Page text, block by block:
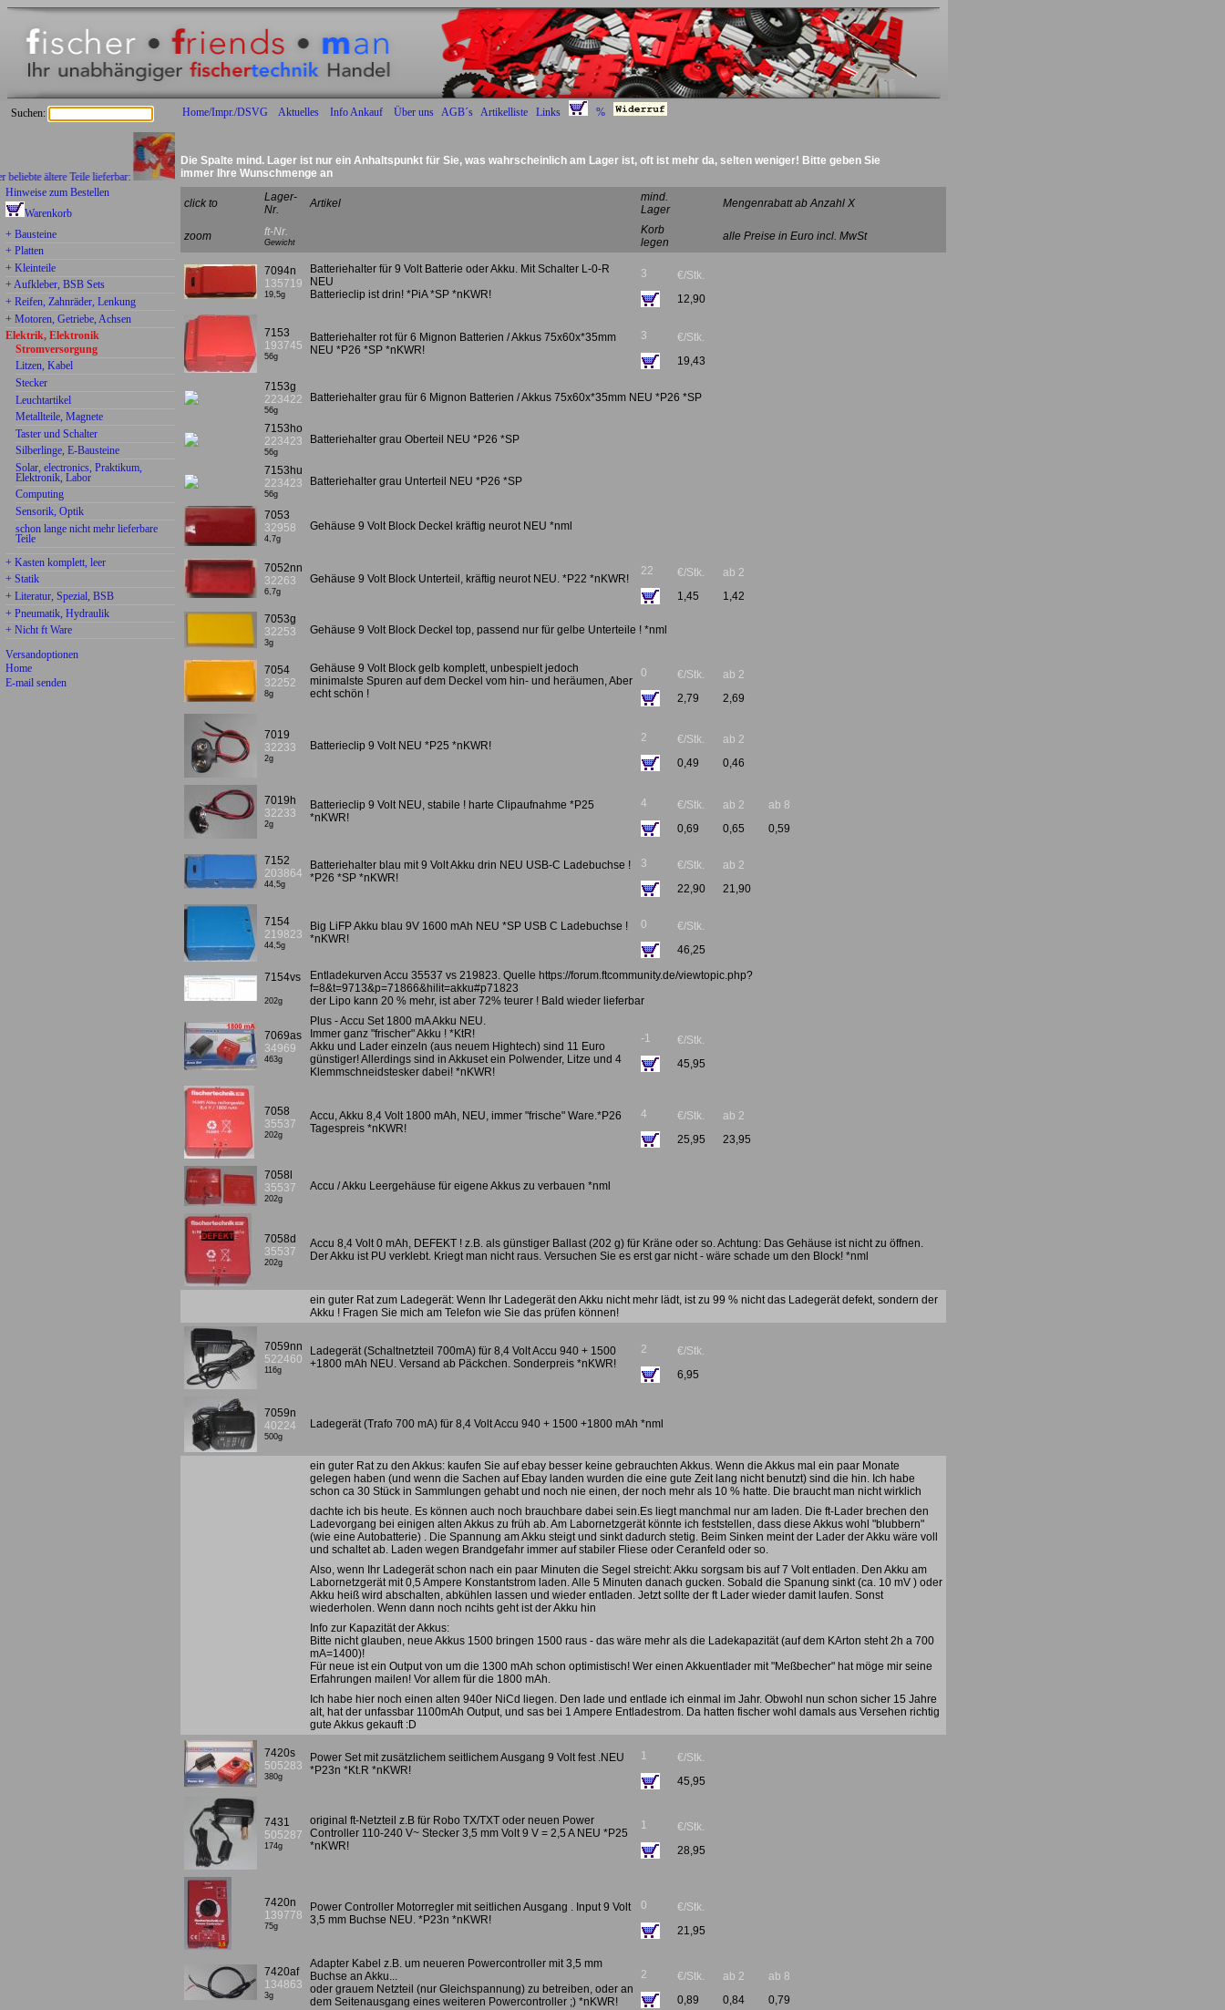
Home/Impr./DSVG Aktuelles Info Ankauf Über uns AGB´s Artikelliste Links %
Suchen:
ältere Teile lieferbar:
Hinweise zum Bestellen
Warenkorb
+ Bausteine
+ Platten
+ Kleinteile
+ Aufkleber, BSB Sets
+ Reifen, Zahnräder, Lenkung
+ Motoren, Getriebe, Achsen
Elektrik, Elektronik
Stromversorgung
Litzen, Kabel
Stecker
Leuchtartikel
Metallteile, Magnete
Taster und Schalter
Silberlinge, E-Bausteine
Solar, electronics, Praktikum,
Elektronik, Labor
Computing
Sensorik, Optik
schon lange nicht mehr lieferbare
Teile
+ Kasten komplett, leer
+ Statik
+ Literatur, Spezial, BSB
+ Pneumatik, Hydraulik
+ Nicht ft Ware
Versandoptionen
Home
E-mail senden
Die Spalte mind. Lager ist nur ein Anhaltspunkt für Sie, was wahrscheinlich am Lager ist, oft ist mehr da, selten weniger! Bitte geben Sie
immer Ihre Wunschmenge an
click to
Lager-
Nr.
Artikel
mind.
Lager
Mengenrabatt ab Anzahl X
zoom ft-Nr.
Gewicht
Korb
legen
alle Preise in Euro incl. MwSt
7094n
135719
19,5g
Batteriehalter für 9 Volt Batterie oder Akku. Mit Schalter L-0-R
NEU
Batterieclip ist drin! *PiA *SP *nKWR!
3
€/Stk.
12,90
7153
193745
56g
Batteriehalter rot für 6 Mignon Batterien / Akkus 75x60x*35mm
NEU *P26 *SP *nKWR!
3
€/Stk.
19,43
7153g
223422
56g
Batteriehalter grau für 6 Mignon Batterien / Akkus 75x60x*35mm NEU *P26 *SP
7153ho
223423
56g
Batteriehalter grau Oberteil NEU *P26 *SP
7153hu
223423
56g
Batteriehalter grau Unterteil NEU *P26 *SP
7053
32958
4,7g
Gehäuse 9 Volt Block Deckel kräftig neurot NEU *nml
7052nn
32263
6,7g
Gehäuse 9 Volt Block Unterteil, kräftig neurot NEU. *P22 *nKWR!
22
€/Stk.
1,45
ab 2
1,42
7053g
32253
3g
Gehäuse 9 Volt Block Deckel top, passend nur für gelbe Unterteile ! *nml
7054
32252
8g
Gehäuse 9 Volt Block gelb komplett, unbespielt jedoch
minimalste Spuren auf dem Deckel vom hin- und heräumen, Aber
echt schön !
0
€/Stk.
2,79
ab 2
2,69
7019
32233
2g
Batterieclip 9 Volt NEU *P25 *nKWR!
2
€/Stk.
0,49
ab 2
0,46
7019h
32233
2g
Batterieclip 9 Volt NEU, stabile ! harte Clipaufnahme *P25
*nKWR!
4
€/Stk.
0,69
ab 2
0,65
ab 8
0,59
7152
203864
44,5g
Batteriehalter blau mit 9 Volt Akku drin NEU USB-C Ladebuchse !
*P26 *SP *nKWR!
3
€/Stk.
22,90
ab 2
21,90
7154
219823
44,5g
Big LiFP Akku blau 9V 1600 mAh NEU *SP USB C Ladebuchse !
*nKWR!
0
€/Stk.
46,25
7154vs
202g
Entladekurven Accu 35537 vs 219823. Quelle https://forum.ftcommunity.de/viewtopic.php?
f=8&t=9713&p=71866&hilit=akku#p71823
der Lipo kann 20 % mehr, ist aber 72% teurer ! Bald wieder lieferbar
7069as
34969
463g
Plus - Accu Set 1800 mA Akku NEU.
Immer ganz "frischer" Akku ! *KtR!
Akku und Lader einzeln (aus neuem Hightech) sind 11 Euro
günstiger! Allerdings sind in Akkuset ein Polwender, Litze und 4
Klemmschneidstesker dabei! *nKWR!
-1
€/Stk.
45,95
7058
35537
202g
Accu, Akku 8,4 Volt 1800 mAh, NEU, immer "frische" Ware.*P26
Tagespreis *nKWR!
4
€/Stk.
25,95
ab 2
23,95
7058l
35537
202g
Accu / Akku Leergehäuse für eigene Akkus zu verbauen *nml
7058d
35537
202g
Accu 8,4 Volt 0 mAh, DEFEKT ! z.B. als günstiger Ballast (202 g) für Kräne oder so. Achtung: Das Gehäuse ist nicht zu öffnen.
Der Akku ist PU verklebt. Kriegt man nicht raus. Versuchen Sie es erst gar nicht - wäre schade um den Block! *nml
ein guter Rat zum Ladegerät: Wenn Ihr Ladegerät den Akku nicht mehr lädt, ist zu 99 % nicht das Ladegerät defekt, sondern der
Akku ! Fragen Sie mich am Telefon wie Sie das prüfen können!
7059nn
522460
116g
Ladegerät (Schaltnetzteil 700mA) für 8,4 Volt Accu 940 + 1500
+1800 mAh NEU. Versand ab Päckchen. Sonderpreis *nKWR!
2
€/Stk.
6,95
7059n
40224
500g
Ladegerät (Trafo 700 mA) für 8,4 Volt Accu 940 + 1500 +1800 mAh *nml
ein guter Rat zu den Akkus: kaufen Sie auf ebay besser keine gebrauchten Akkus. Wenn die Akkus mal ein paar Monate
gelegen haben (und wenn die Sachen auf Ebay landen wurden die eine gute Zeit lang nicht benutzt) sind die hin. Ich habe
schon ca 30 Stück in Sammlungen gehabt und noch nie einen, der noch mehr als 10 % hatte. Die braucht man nicht wirklich
dachte ich bis heute. Es können auch noch brauchbare dabei sein.Es liegt manchmal nur am laden. Die ft-Lader brechen den
Ladevorgang bei einigen alten Akkus zu früh ab. Am Labornetzgerät könnte ich feststellen, dass diese Akkus wohl "blubbern"
(wie eine Autobatterie) . Die Spannung am Akku steigt und sinkt dadurch stetig. Beim Sinken meint der Lader der Akku wäre voll
und schaltet ab. Laden wegen Brandgefahr immer auf stabiler Fliese oder Ceranfeld oder so.
Also, wenn Ihr Ladegerät schon nach ein paar Minuten die Segel streicht: Akku sorgsam bis auf 7 Volt entladen. Den Akku am
Labornetzgerät mit 0,5 Ampere Konstantstrom laden. Alle 5 Minuten danach gucken. Sobald die Spanung sinkt (ca. 10 mV ) oder
Akku heiß wird abschalten, abkühlen lassen und wieder entladen. Jetzt sollte der ft Lader wieder damit laufen. Sonst
wiederholen. Wenn dann noch ncihts geht ist der Akku hin
Info zur Kapazität der Akkus:
Bitte nicht glauben, neue Akkus 1500 bringen 1500 raus - das wäre mehr als die Ladekapazität (auf dem KArton steht 2h a 700
mA=1400)!
Für neue ist ein Output von um die 1300 mAh schon optimistisch! Wer einen Akkuentlader mit "Meßbecher" hat möge mir seine
Erfahrungen mailen! Vor allem für die 1800 mAh.
Ich habe hier noch einen alten 940er NiCd liegen. Den lade und entlade ich einmal im Jahr. Obwohl nun schon sicher 15 Jahre
alt, hat der unfassbar 1100mAh Output, und sas bei 1 Ampere Entladestrom. Da hatten fischer wohl damals aus Versehen richtig
gute Akkus gekauft :D
7420s
505283
380g
Power Set mit zusätzlichem seitlichem Ausgang 9 Volt fest .NEU
*P23n *Kt.R *nKWR!
1
€/Stk.
45,95
7431
505287
174g
original ft-Netzteil z.B für Robo TX/TXT oder neuen Power
Controller 110-240 V~ Stecker 3,5 mm Volt 9 V = 2,5 A NEU *P25
*nKWR!
1
€/Stk.
28,95
7420n
139778
75g
Power Controller Motorregler mit seitlichen Ausgang . Input 9 Volt
3,5 mm Buchse NEU. *P23n *nKWR!
0
€/Stk.
21,95
7420af
134863
3g
Adapter Kabel z.B. um neueren Powercontroller mit 3,5 mm
Buchse an Akku...
oder grauem Netzteil (nur Gleichspannung) zu betreiben, oder an
dem Seitenausgang eines weiteren Powercontroller ;) *nKWR!
2
€/Stk.
0,89
ab 2
0,84
ab 8
0,79